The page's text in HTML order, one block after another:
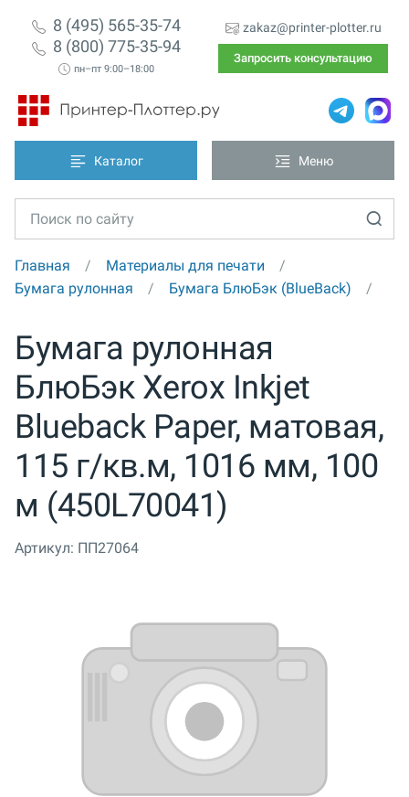
8 (495) 565-35-74
8 (800) 775-35-94
пн–пт 9:00–18:00
zakaz@printer-plotter.ru
Запросить консультацию
Каталог Меню
Главная
Материалы для печати
Бумага рулонная
Бумага БлюБэк (BlueBack)
Бумага рулонная
БлюБэк Xerox Inkjet
Blueback Paper, матовая,
115 г/кв.м, 1016 мм, 100
м (450L70041)
Артикул: ПП27064